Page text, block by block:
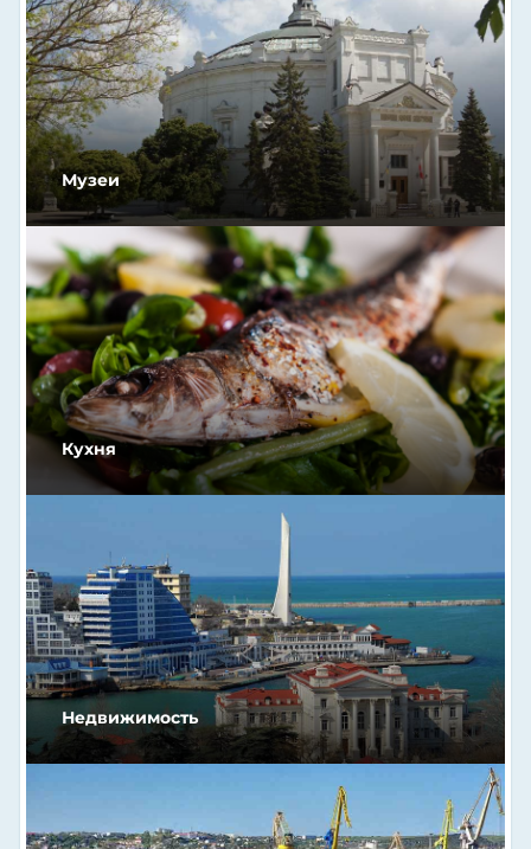
Музеи
Кухня
Недвижимость